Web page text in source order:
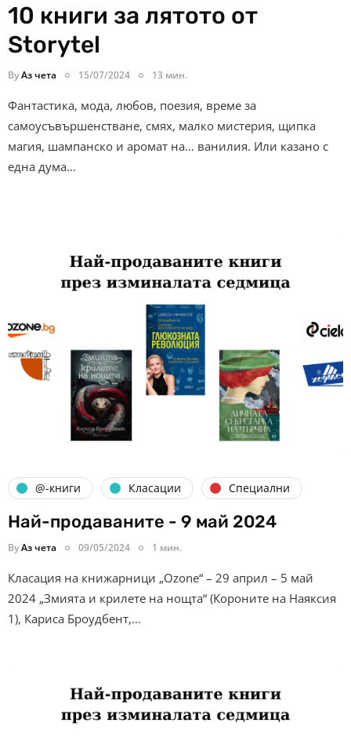
10 книги за лятото от
Storytel
ByАз чета 15/07/2024 13 мин.
Фантастика, мода, любов, поезия, време за
самоусъвършенстване, смях, малко мистерия, щипка
магия, шампанско и аромат на… ванилия. Или казано с
една дума…
@-книги Класации Специални
Най-продаваните - 9 май 2024
ByАз чета 09/05/2024 1 мин.
Класация на книжарници „Ozone“ – 29 април – 5 май
2024 „Змията и крилете на нощта“ (Короните на Наяксия
1), Кариса Броудбент,…